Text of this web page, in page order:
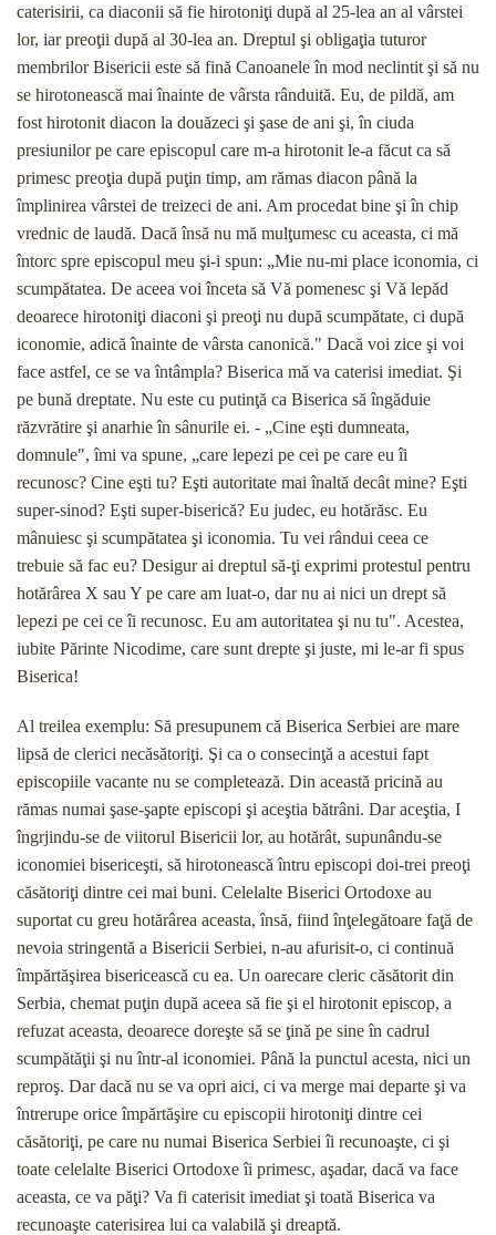
caterisirii, ca diaconii să fie hirotoniţi după al 25-lea an al vârstei
lor, iar preoţii după al 30-lea an. Dreptul şi obligaţia tuturor
membrilor Bisericii este să fină Canoanele în mod neclintit şi să nu
se hirotonească mai înainte de vârsta rânduită. Eu, de pildă, am
fost hirotonit diacon la douăzeci şi şase de ani şi, în ciuda
presiunilor pe care episcopul care m-a hirotonit le-a făcut ca să
primesc preoţia după puţin timp, am rămas diacon până la
împlinirea vârstei de treizeci de ani. Am procedat bine şi în chip
vrednic de laudă. Dacă însă nu mă mulţumesc cu aceasta, ci mă
întorc spre episcopul meu şi-i spun: „Mie nu-mi place iconomia, ci
scumpătatea. De aceea voi înceta să Vă pomenesc şi Vă lepăd
deoarece hirotoniţi dia­coni şi preoţi nu după scumpătate, ci după
iconomie, adică înainte de vârsta canonică." Dacă voi zice şi voi
face astfel, ce se va întâmpla? Biserica mă va caterisi imediat. Şi
pe bună dreptate. Nu este cu putinţă ca Biserica să îngăduie
răzvrătire şi anarhie în sânurile ei. - „Cine eşti dumneata,
domnule", îmi va spune, „care lepezi pe cei pe care eu îi
recunosc? Cine eşti tu? Eşti autoritate mai înaltă decât mine? Eşti
super-sinod? Eşti super-biserică? Eu judec, eu hotărăsc. Eu
mânuiesc şi scumpătatea şi iconomia. Tu vei rândui ceea ce
trebuie să fac eu? Desigur ai dreptul să-ţi ex­primi protestul pentru
hotărârea X sau Y pe care am luat-o, dar nu ai nici un drept să
lepezi pe cei ce îi recunosc. Eu am autoritatea şi nu tu". Acestea,
iubite Părinte Nicodime, care sunt drepte şi juste, mi le-ar fi spus
Biserica!
Al treilea exemplu: Să presupunem că Biserica Serbiei are mare
lipsă de clerici necăsătoriţi. Şi ca o consecinţă a acestui fapt
episcopiile vacante nu se completează. Din această pricină au
rămas numai şase-şapte episcopi şi aceştia bătrâni. Dar aceştia, I
îngrjindu-se de viitorul Bisericii lor, au hotărât, supunându-se
iconomiei bisericeşti, să hirotonească întru episcopi doi-trei preoţi
căsătoriţi dintre cei mai buni. Celelalte Biserici Ortodoxe au
suportat cu greu hotărârea aceasta, însă, fiind înţelegătoare faţă de
nevoia stringentă a Bisericii Serbiei, n-au afurisit-o, ci continuă
împărtăşirea bisericească cu ea. Un oarecare cleric căsătorit din
Serbia, chemat puţin după aceea să fie şi el hirotonit episcop, a
refuzat aceasta, deoarece doreşte să se ţină pe sine în cadrul
scumpătăţii şi nu într-al iconomiei. Până la punctul acesta, nici un
reproş. Dar dacă nu se va opri aici, ci va merge mai departe şi va
întrerupe orice împărtăşire cu episcopii hirotoniţi dintre cei
căsătoriţi, pe care nu numai Bise­rica Serbiei îi recunoaşte, ci şi
toate celelalte Biserici Ortodoxe îi primesc, aşadar, dacă va face
aceasta, ce va păţi? Va fi caterisit imediat şi toată Biserica va
recunoaşte caterisirea lui ca valabilă şi dreaptă.